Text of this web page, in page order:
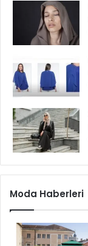
Moda Haberleri